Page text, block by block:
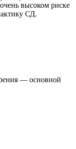
высоком риске
СД.
— основной